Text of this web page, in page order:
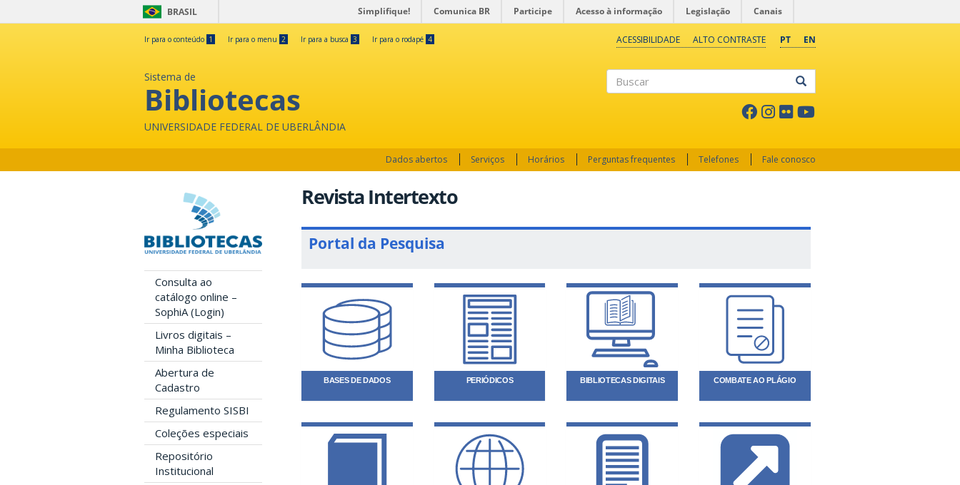
BRASIL Simplifique! Comunica BR Participe Acesso à informação Legislação Canais
Ir para o conteúdo 1 Ir para o menu 2 Ir para a busca 3 Ir para o rodapé 4 PT EN
ACESSIBILIDADE ALTO CONTRASTE
Sistema de
Bibliotecas
UNIVERSIDADE FEDERAL DE UBERLÂNDIA
Dados abertos Serviços Horários Perguntas frequentes Telefones Fale conosco
Consulta ao
catálogo online –
SophiA (Login)
Livros digitais –
Minha Biblioteca
Abertura de
Cadastro
Regulamento SISBI
Coleções especiais
Repositório
Institucional
Revista Intertexto
Portal da Pesquisa
BASES DE DADOS PERIÓDICOS BIBLIOTECAS DIGITAIS COMBATE AO PLÁGIO